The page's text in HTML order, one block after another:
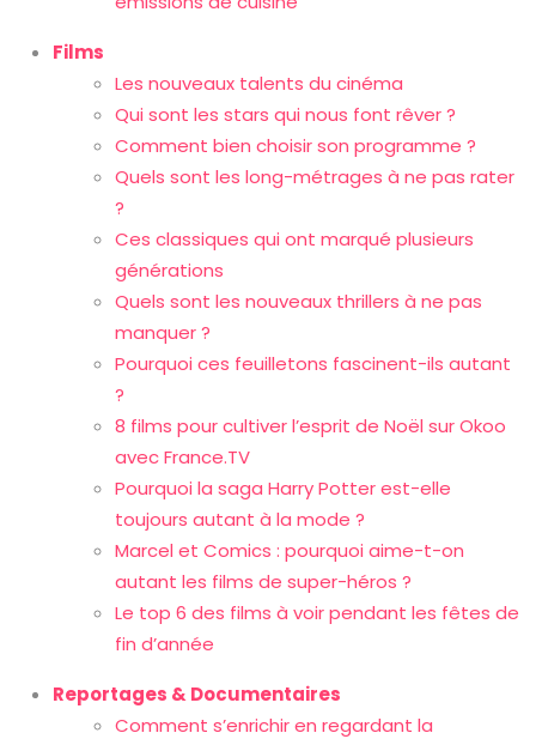
Films
Les nouveaux talents du cinéma
Qui sont les stars qui nous font rêver ?
Comment bien choisir son programme ?
Quels sont les long-métrages à ne pas rater
?
Ces classiques qui ont marqué plusieurs
générations
Quels sont les nouveaux thrillers à ne pas
manquer ?
Pourquoi ces feuilletons fascinent-ils autant
?
8 films pour cultiver l’esprit de Noël sur Okoo
avec France.TV
Pourquoi la saga Harry Potter est-elle
toujours autant à la mode ?
Marcel et Comics : pourquoi aime-t-on
autant les films de super-héros ?
Le top 6 des films à voir pendant les fêtes de
fin d’année
Reportages & Documentaires
Comment s’enrichir en regardant la